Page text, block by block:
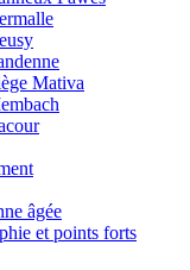
Mativa
âgée
et points forts